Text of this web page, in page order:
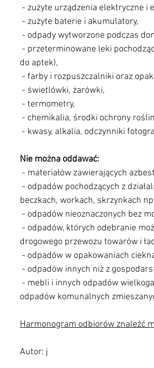
- zużyte urządzenia elektryczne i
- zużyte baterie i akumulatory,
- odpady wytworzone podczas
do aptek),
- farby i rozpuszczalniki oraz
- świetlówki, żarówki,
- termometry,
- chemikalia, środki ochrony
- kwasy, alkalia, odczynniki
Nie można oddawać:
- materiałów zawierających
beczkach, workach, skrzynkach
- odpadów nieoznaczonych bez
drogowego przewozu towarów i
- odpadów w opakowaniach
- odpadów innych niż z
odpadów komunalnych
Harmonogram odbiorów znaleźć
Autor: j